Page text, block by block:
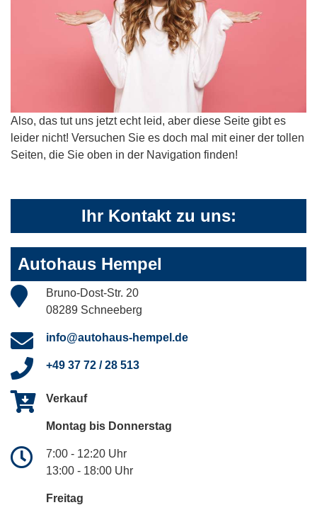
Also, das tut uns jetzt echt leid, aber diese Seite gibt es
leider nicht! Versuchen Sie es doch mal mit einer der tollen
Seiten, die Sie oben in der Navigation finden!
Ihr Kontakt zu uns:
Autohaus Hempel
Bruno-Dost-Str. 20
08289 Schneeberg
info@autohaus-hempel.de
+49 37 72 / 28 513
Verkauf
Montag bis Donnerstag
7:00 - 12:20 Uhr
13:00 - 18:00 Uhr
Freitag